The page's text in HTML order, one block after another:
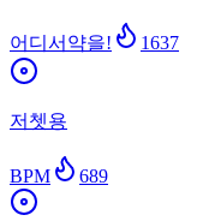
어디서약을! 1637
저쳇용
BPM 689